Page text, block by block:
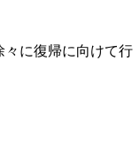
々に復帰に向けて行